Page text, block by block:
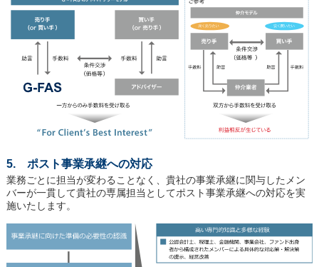
5. ポスト事業承継への対応
業務ごとに担当が変わることなく、貴社の事業承継に関与したメン
バーが一貫して貴社の専属担当としてポスト事業承継への対応を実
施いたします。